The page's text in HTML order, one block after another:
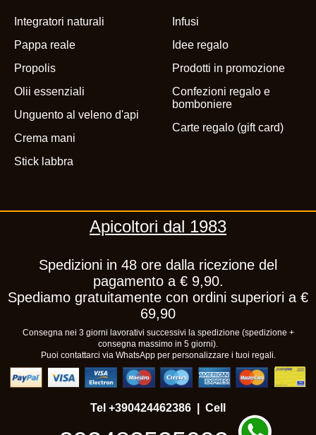
Integratori naturali
Pappa reale
Propolis
Olii essenziali
Unguento al veleno d'api
Crema mani
Stick labbra
Infusi
Idee regalo
Prodotti in promozione
Confezioni regalo e
bomboniere
Carte regalo (gift card)
Apicoltori dal 1983
Spedizioni in 48 ore dalla ricezione del
pagamento a € 9,90.
Spediamo gratuitamente con ordini superiori a €
69,90
Consegna nei 3 giorni lavorativi successivi la spedizione (spedizione +
consegna massimo in 5 giorni).
Puoi contattarci via WhatsApp per personalizzare i tuoi regali.
Tel +390424462386 | Cell